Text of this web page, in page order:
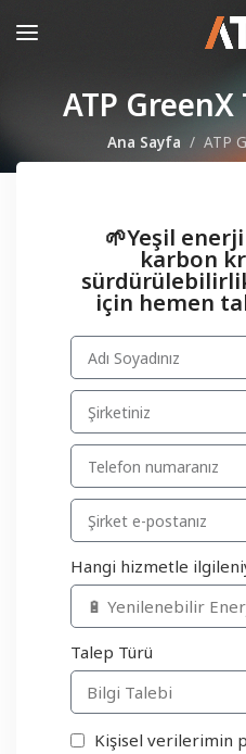
ATP
Ana Sayfa ATP
🌱Yeşil
karbon
için hemen
Hangi hizmetle
Talep Türü
Kişisel verilerimin